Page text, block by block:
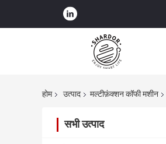
होम उत्पाद मल्टीफ़ंक्शन कॉफी मशीन
सभी उत्पाद